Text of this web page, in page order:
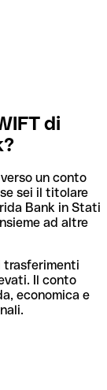
di
un conto
sei il titolare
Bank in Stati
ad altre
trasferimenti
Il conto
economica e